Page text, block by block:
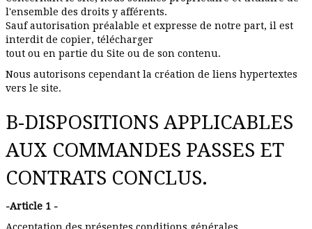
l'ensemble des droits y afférents.
Sauf autorisation préalable et expresse de notre part, il est
interdit de copier, télécharger
tout ou en partie du Site ou de son contenu.
Nous autorisons cependant la création de liens hypertextes
vers le site.
B-DISPOSITIONS APPLICABLES
AUX COMMANDES PASSES ET
CONTRATS CONCLUS.
-Article 1 -